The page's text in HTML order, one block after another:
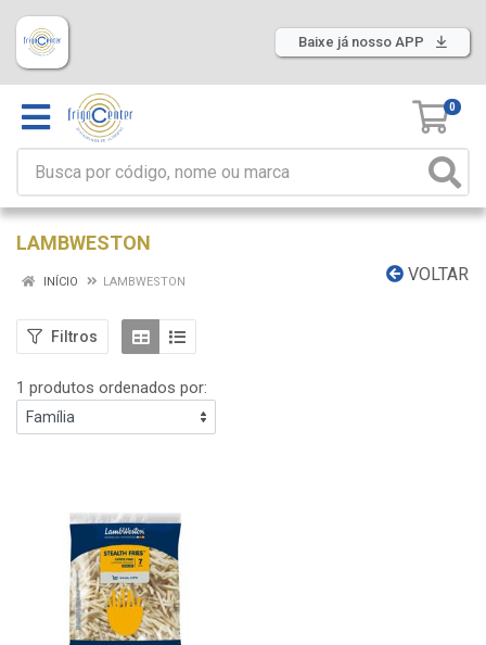
Baixe já nosso APP
0
LAMBWESTON
VOLTAR
INÍCIO LAMBWESTON
Filtros
1 produtos ordenados por: